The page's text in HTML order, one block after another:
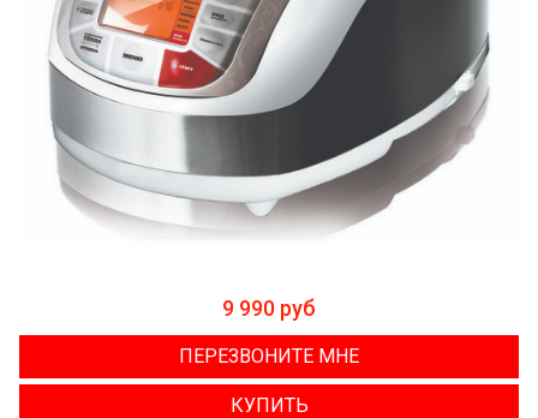
9 990 руб
ПЕРЕЗВОНИТЕ МНЕ
КУПИТЬ